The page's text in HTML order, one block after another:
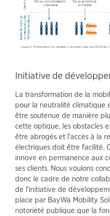
Initiative de
La transformation de la
pour la neutralité climatique
être soutenue de manière
cette optique, les obstacles
être abrogés et l'accès à la
électriques doit être facilité.
innove en permanence aux
ses clients. Nous voulons
donc le cadre de notre
de l'initiative de
place par BayWa Mobility
notoriété publique que la